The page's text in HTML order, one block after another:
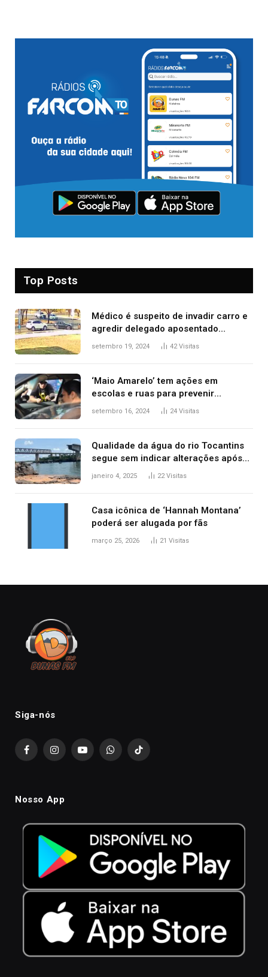
Top Posts
Médico é suspeito de invadir carro e
agredir delegado aposentado
durante confusão no trânsito
setembro 19, 2024 42Visitas
‘Maio Amarelo’ tem ações em
escolas e ruas para prevenir
acidentes no trânsito no AP
setembro 16, 2024 24 Visitas
Qualidade da água do rio Tocantins
segue sem indicar alterações após
desabamento da ponte entre MA e
janeiro 4, 2025 22Visitas
Casa icônica de ‘Hannah Montana’
poderá ser alugada por fãs
março 25, 2026 21 Visitas
Siga-nós
FacebookInstagramYouTubeWhatsAppTikTok
Nosso App